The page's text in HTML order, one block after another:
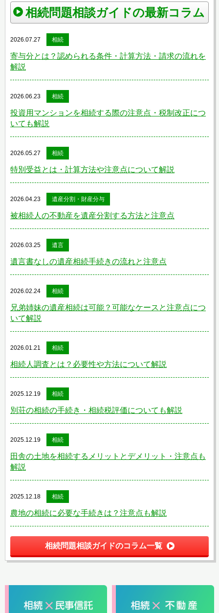
相続問題相談ガイドの最新コラム
2026.07.27 相続
寄与分とは？認められる条件・計算方法・請求の流れを
解説
2026.06.23 相続
投資用マンションを相続する際の注意点・税制改正につ
いても解説
2026.05.27 相続
特別受益とは・計算方法や注意点について解説
2026.04.23 遺産分割・財産分与
被相続人の不動産を遺産分割する方法と注意点
2026.03.25 遺言
遺言書なしの遺産相続手続きの流れと注意点
2026.02.24 相続
兄弟姉妹の遺産相続は可能？可能なケースと注意点につ
いて解説
2026.01.21 相続
相続人調査とは？必要性や方法について解説
2025.12.19 相続
別荘の相続の手続き・相続税評価についても解説
2025.12.19 相続
田舎の土地を相続するメリットとデメリット・注意点も
解説
2025.12.18 相続
農地の相続に必要な手続きは？注意点も解説
相続問題相談ガイドのコラム一覧